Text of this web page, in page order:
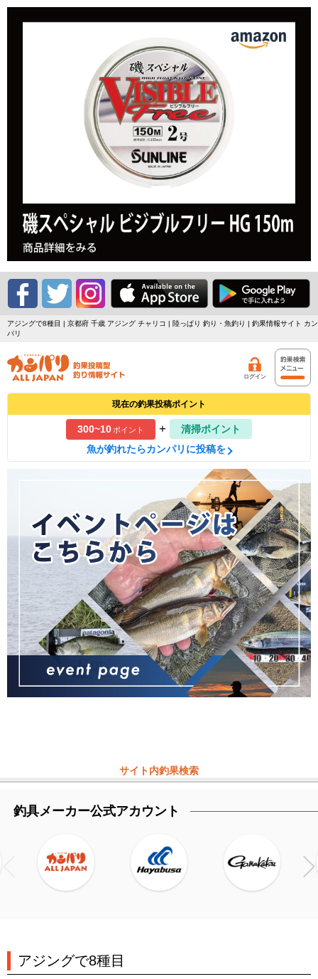
アジングで8種目 | 京都府 千歳 アジング チャリコ | 陸っぱり 釣り・魚釣り | 釣果情報サイト カン
パリ
ログイン
現在の釣果投稿ポイント
300~10ポイント +
清掃ポイント
魚が釣れたらカンパリに投稿を
サイト内釣果検索
釣具メーカー公式アカウント
アジングで8種目